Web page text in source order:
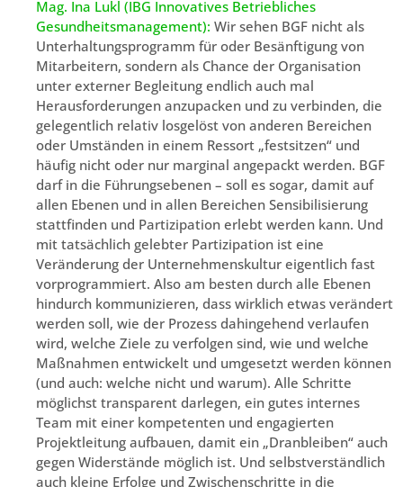
Mag. Ina Lukl (IBG Innovatives Betriebliches
Gesundheitsmanagement): Wir sehen BGF nicht als
Unterhaltungsprogramm für oder Besänftigung von
Mitarbeitern, sondern als Chance der Organisation
unter externer Begleitung endlich auch mal
Herausforderungen anzupacken und zu verbinden, die
gelegentlich relativ losgelöst von anderen Bereichen
oder Umständen in einem Ressort „festsitzen“ und
häufig nicht oder nur marginal angepackt werden. BGF
darf in die Führungsebenen – soll es sogar, damit auf
allen Ebenen und in allen Bereichen Sensibilisierung
stattfinden und Partizipation erlebt werden kann. Und
mit tatsächlich gelebter Partizipation ist eine
Veränderung der Unternehmenskultur eigentlich fast
vorprogrammiert. Also am besten durch alle Ebenen
hindurch kommunizieren, dass wirklich etwas verändert
werden soll, wie der Prozess dahingehend verlaufen
wird, welche Ziele zu verfolgen sind, wie und welche
Maßnahmen entwickelt und umgesetzt werden können
(und auch: welche nicht und warum). Alle Schritte
möglichst transparent darlegen, ein gutes internes
Team mit einer kompetenten und engagierten
Projektleitung aufbauen, damit ein „Dranbleiben“ auch
gegen Widerstände möglich ist. Und selbstverständlich
auch kleine Erfolge und Zwischenschritte in die